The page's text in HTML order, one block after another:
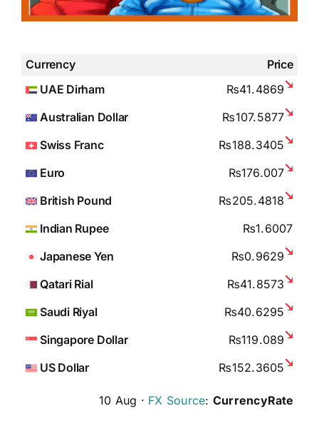
Currency
Price
UAE Dirham
₨41.4869
Australian Dollar
₨107.5877
Swiss Franc
₨188.3405
Euro
₨176.007
British Pound
₨205.4818
Indian Rupee
₨1.6007
Japanese Yen
₨0.9629
Qatari Rial
₨41.8573
Saudi Riyal
₨40.6295
Singapore Dollar
₨119.089
US Dollar
₨152.3605
10 Aug · FX Source: CurrencyRate